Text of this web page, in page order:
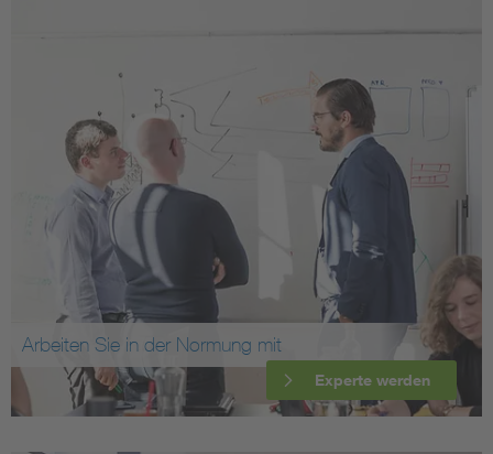
Arbeiten Sie in der Normung mit
Experte werden